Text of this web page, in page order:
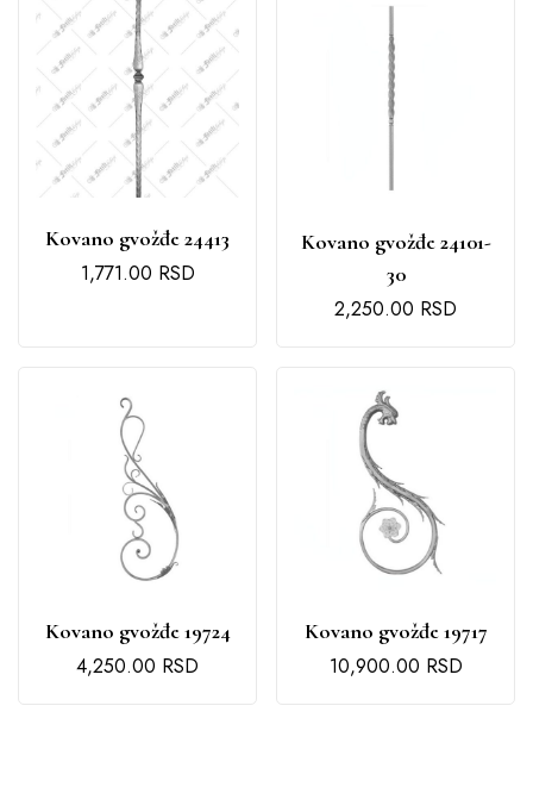
Kovano gvožđe 24413
1,771.00 RSD
Kovano gvožđe 24101-
30
2,250.00 RSD
Kovano gvožđe 19724
4,250.00 RSD
Kovano gvožđe 19717
10,900.00 RSD